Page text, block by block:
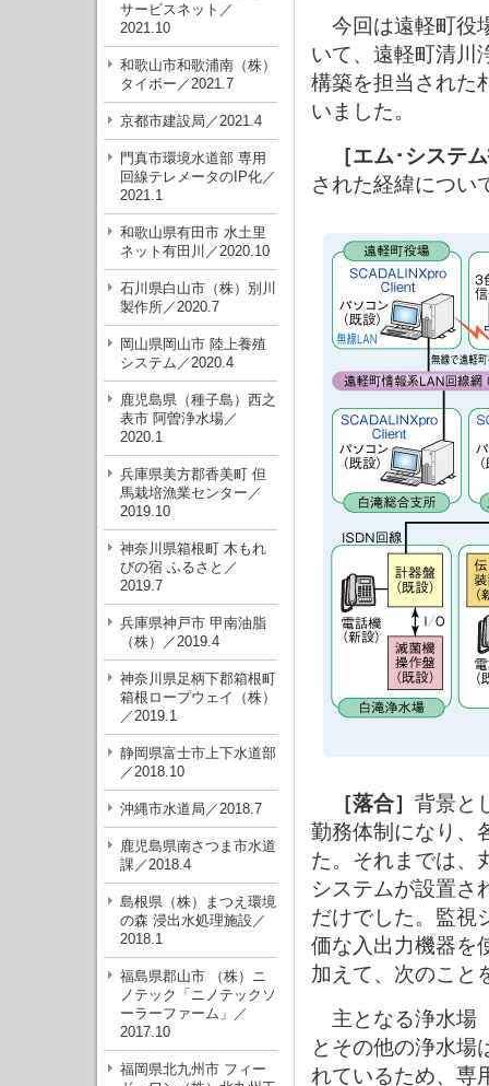
サービスネット／
2021.10
和歌山市和歌浦南（株）
タイボー／2021.7
京都市建設局／2021.4
門真市環境水道部 専用
回線テレメータのIP化／
2021.1
和歌山県有田市 水土里
ネット有田川／2020.10
石川県白山市（株）別川
製作所／2020.7
岡山県岡山市 陸上養殖
システム／2020.4
鹿児島県（種子島）西之
表市 阿曽浄水場／
2020.1
兵庫県美方郡香美町 但
馬栽培漁業センター／
2019.10
神奈川県箱根町 木もれ
びの宿 ふるさと／
2019.7
兵庫県神戸市 甲南油脂
（株）／2019.4
神奈川県足柄下郡箱根町
箱根ロープウェイ（株）
／2019.1
静岡県富士市上下水道部
／2018.10
沖縄市水道局／2018.7
鹿児島県南さつま市水道
課／2018.4
島根県（株）まつえ環境
の森 浸出水処理施設／
2018.1
福島県郡山市 （株）ニ
ノテック「ニノテックソ
ーラーファーム」／
2017.10
福岡県北九州市 フィー
今回は遠軽町役
いて、遠軽町清川
構築を担当された
いました。
［エム･システ
された経緯につい
［落合］ 背景と
勤務体制になり、
た。それまでは、
システムが設置さ
だけでした。監視
価な入出力機器を
加えて、次のこと
主となる浄水場
とその他の浄水場
れているため、専